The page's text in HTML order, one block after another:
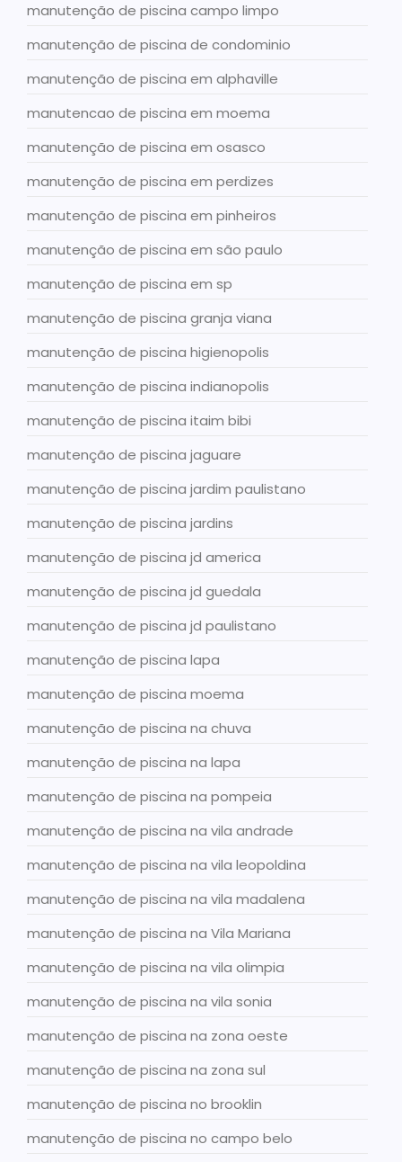
manutenção de piscina campo limpo
manutenção de piscina de condominio
manutenção de piscina em alphaville
manutencao de piscina em moema
manutenção de piscina em osasco
manutenção de piscina em perdizes
manutenção de piscina em pinheiros
manutenção de piscina em são paulo
manutenção de piscina em sp
manutenção de piscina granja viana
manutenção de piscina higienopolis
manutenção de piscina indianopolis
manutenção de piscina itaim bibi
manutenção de piscina jaguare
manutenção de piscina jardim paulistano
manutenção de piscina jardins
manutenção de piscina jd america
manutenção de piscina jd guedala
manutenção de piscina jd paulistano
manutenção de piscina lapa
manutenção de piscina moema
manutenção de piscina na chuva
manutenção de piscina na lapa
manutenção de piscina na pompeia
manutenção de piscina na vila andrade
manutenção de piscina na vila leopoldina
manutenção de piscina na vila madalena
manutenção de piscina na Vila Mariana
manutenção de piscina na vila olimpia
manutenção de piscina na vila sonia
manutenção de piscina na zona oeste
manutenção de piscina na zona sul
manutenção de piscina no brooklin
manutenção de piscina no campo belo